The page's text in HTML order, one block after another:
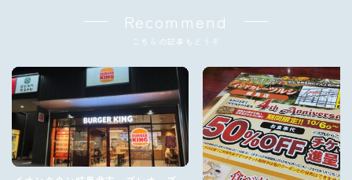
Recommend
こちらの記事もどうぞ